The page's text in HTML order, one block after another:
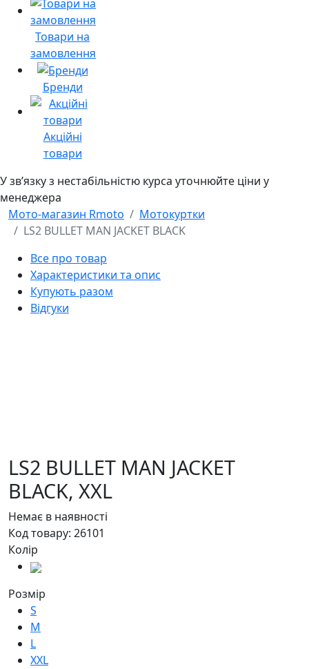
Товари на
замовлення
Бренди
Акційні
товари
У звʼязку з нестабільністю курса уточнюйте ціни у
менеджера
Мото-магазин Rmoto
Мотокуртки
LS2 BULLET MAN JACKET BLACK
Все про товар
Характеристики та опис
Купують разом
Відгуки
LS2 BULLET MAN JACKET
BLACK, XXL
Немає в наявності
Код товару: 26101
Колір
Розмір
S
M
L
XXL